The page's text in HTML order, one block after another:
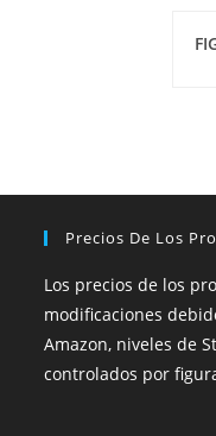
Precios De Los
Los precios de los
modificaciones
Amazon, niveles de
controlados por